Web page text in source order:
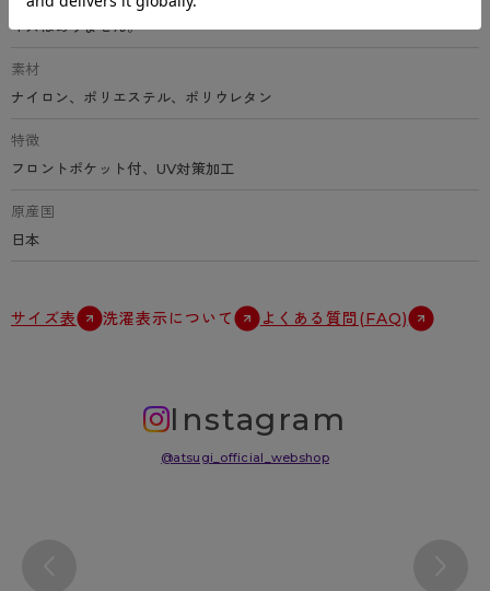
アメジスト、ロイヤルグリーン） ※キャビア、ロイヤルグリーンはSサ
イズはありません。
素材
ナイロン、ポリエステル、ポリウレタン
特徴
フロントポケット付、UV対策加工
原産国
日本
サイズ表 洗濯表示について よくある質問(FAQ)
Instagram
@atsugi_official_webshop